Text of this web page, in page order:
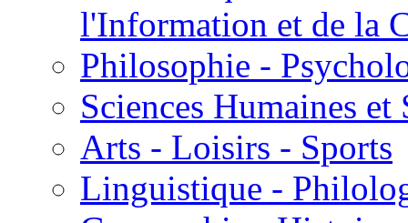
l'Information et de la
Philosophie -
Sciences Humaines et
Arts - Loisirs - Sports
Linguistique -